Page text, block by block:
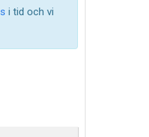
i tid och vi